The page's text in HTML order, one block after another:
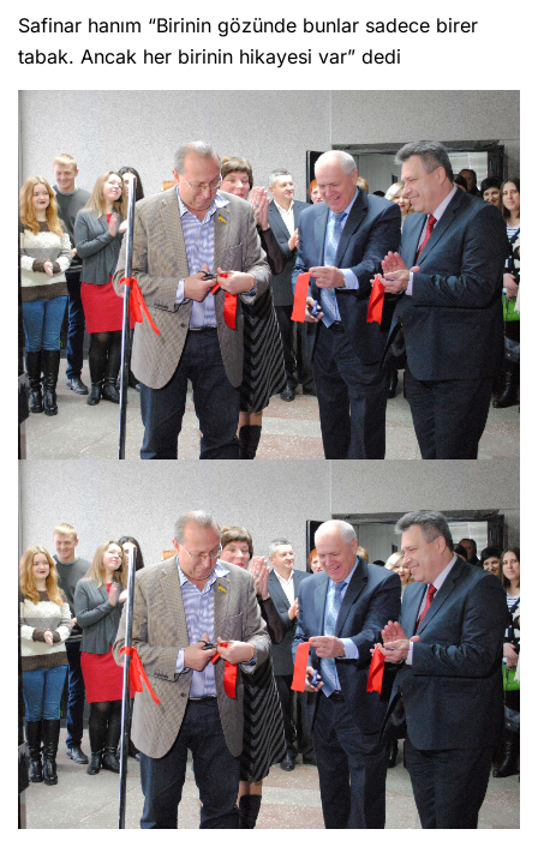
Safinar hanım “Birinin gözünde bunlar sadece birer
tabak. Ancak her birinin hikayesi var” dedi